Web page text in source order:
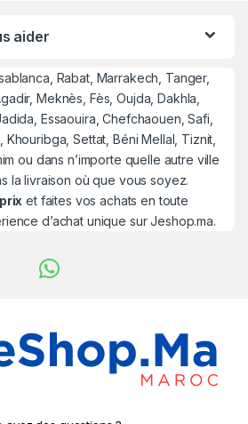
aider
Rabat, Marrakech, Tanger,
Meknès, Fès, Oujda, Dakhla,
Essaouira, Chefchaouen, Safi,
Settat, Béni Mellal, Tiznit,
ou dans n’importe quelle autre ville
la livraison où que vous soyez.
et faites vos achats en toute
d’achat unique sur Jeshop.ma.